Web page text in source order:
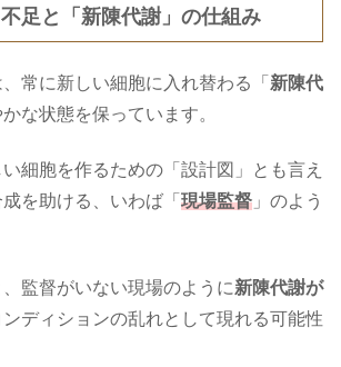
足と「新陳代謝」の仕組み
常に新しい細胞に入れ替わる「 新陳代
な状態を保っています。
細胞を作るための「設計図」とも言え
を助ける、いわば「 現場監督 」のよう
監督がいない現場のように新陳代謝が
ンディションの乱れとして現れる可能性